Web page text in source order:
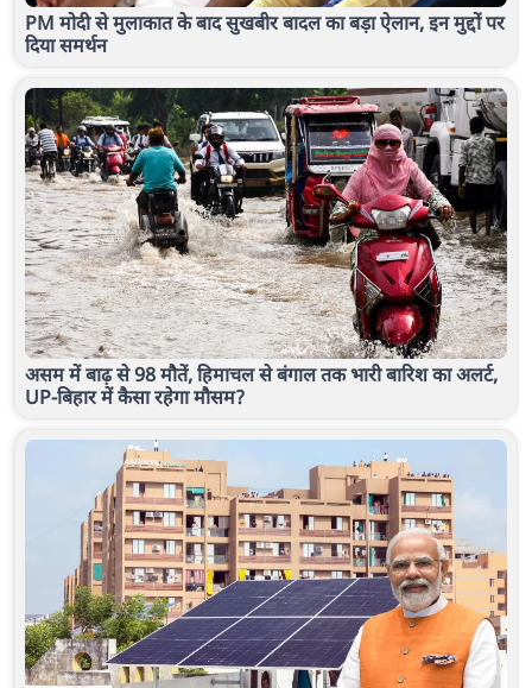
PM मोदी से मुलाकात के बाद सुखबीर बादल का बड़ा ऐलान, इन मुद्दों पर
दिया समर्थन
असम में बाढ़ से 98 मौतें, हिमाचल से बंगाल तक भारी बारिश का अलर्ट,
UP-बिहार में कैसा रहेगा मौसम?